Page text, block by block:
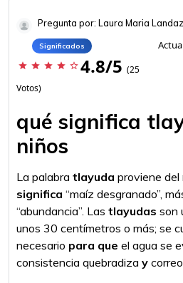
Pregunta por: Laura Maria
Significados
star star star star star_border 4.8/5 (25
Votos)
qué significa
niños
La palabra tlayuda proviene del
significa “maíz desgranado”,
“abundancia”. Las tlayudas son
unos 30 centímetros o más; se
necesario para que el agua se
consistencia quebradiza y